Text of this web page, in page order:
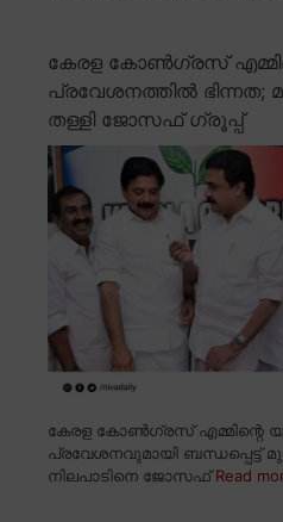
കേരള കോൺഗ്രസ്
പ്രവേശനത്തിൽ ഭിന്നത;
തള്ളി ജോസഫ് ഗ്രൂപ്പ്
കേരള കോൺഗ്രസ്
പ്രവേശനവുമായി ബന്ധപ്പെട്ട്
നിലപാടിനെ ജോസഫ്Read